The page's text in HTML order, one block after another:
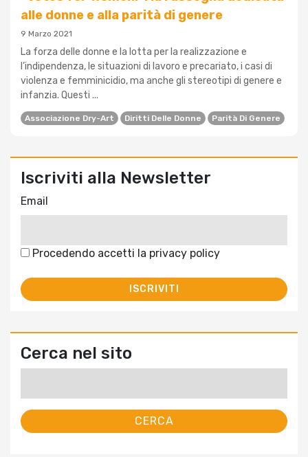
alle donne e alla parità di genere
9 Marzo 2021
La forza delle donne e la lotta per la realizzazione e
l’indipendenza, le situazioni di lavoro e precariato, i casi di
violenza e femminicidio, ma anche gli stereotipi di genere e
infanzia. Questi ...
Associazione Dry-Art Diritti Delle Donne Parità Di Genere
Iscriviti alla Newsletter
Email
Procedendo accetti la privacy policy
Cerca nel sito